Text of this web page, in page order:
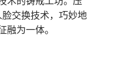
交换技术，巧妙地
为一体。